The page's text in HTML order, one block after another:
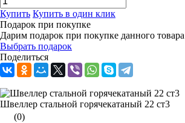
Купить Купить в один клик
Подарок при покупке
Дарим подарок при покупке данного товара
Выбрать подарок
Поделиться
Швеллер стальной горячекатаный 22 ст3
(0)